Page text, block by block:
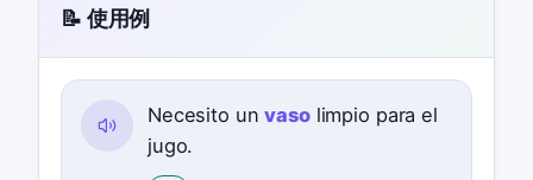
📝 使用例
Necesito unvasolimpio para el
jugo.